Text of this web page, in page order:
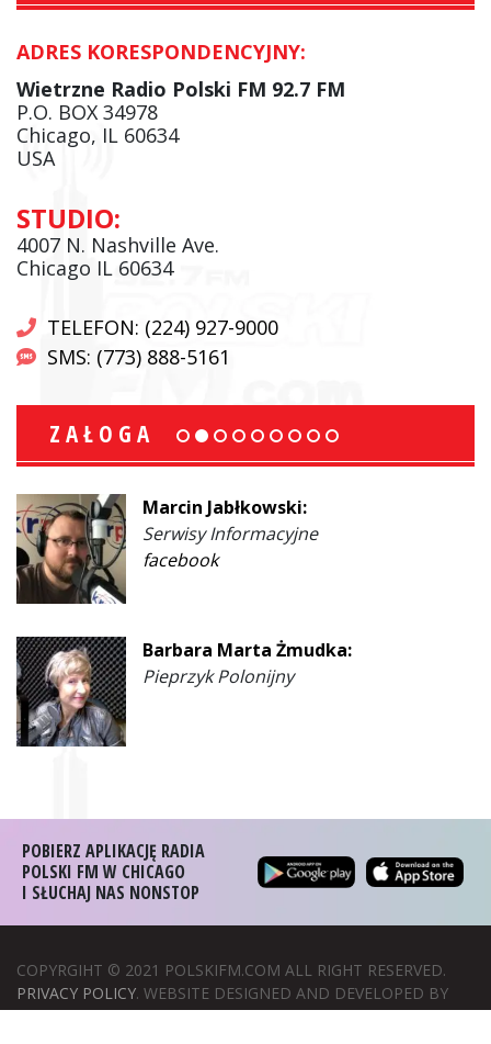
ADRES KORESPONDENCYJNY:
Wietrzne Radio Polski FM 92.7 FM
P.O. BOX 34978
Chicago, IL 60634
USA
STUDIO:
4007 N. Nashville Ave.
Chicago IL 60634
TELEFON: (224) 927-9000
SMS: (773) 888-5161
ZAŁOGA
Marcin Jabłkowski:
Serwisy Informacyjne
facebook
Barbara Marta Żmudka:
Pieprzyk Polonijny
POBIERZ APLIKACJĘ RADIA
POLSKI FM W CHICAGO
I SŁUCHAJ NAS NONSTOP
COPYRGIHT © 2021 POLSKIFM.COM ALL RIGHT RESERVED.
PRIVACY POLICY. WEBSITE DESIGNED AND DEVELOPED BY
WIZERUNEK W SIECI.